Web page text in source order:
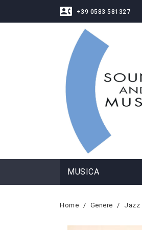
contact_phone +39 0583 581327
MUSICA
Home Genere Jazz